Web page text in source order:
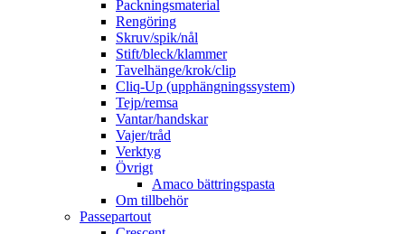
Packningsmaterial
Rengöring
Skruv/spik/nål
Stift/bleck/klammer
Tavelhänge/krok/clip
Cliq-Up (upphängningssystem)
Tejp/remsa
Vantar/handskar
Vajer/tråd
Verktyg
Övrigt
Amaco bättringspasta
Om tillbehör
Passepartout